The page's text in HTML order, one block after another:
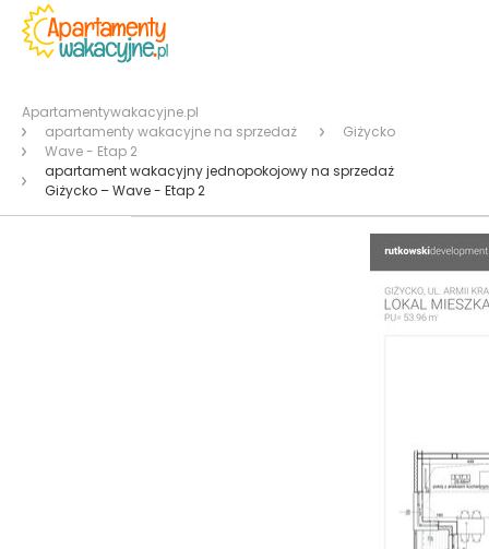
Apartamentywakacyjne.pl
apartamenty wakacyjne na sprzedaż
Giżycko
Wave - Etap 2
apartament wakacyjny jednopokojowy na sprzedaż
Giżycko – Wave - Etap 2